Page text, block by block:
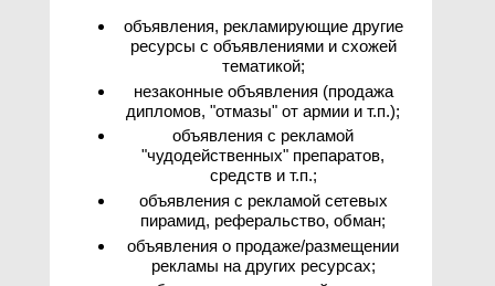
объявления, рекламирующие другие
ресурсы с объявлениями и схожей
тематикой;
незаконные объявления (продажа
дипломов, "отмазы" от армии и т.п.);
объявления с рекламой
"чудодейственных" препаратов,
средств и т.п.;
объявления с рекламой сетевых
пирамид, реферальство, обман;
объявления о продаже/размещении
рекламы на других ресурсах;